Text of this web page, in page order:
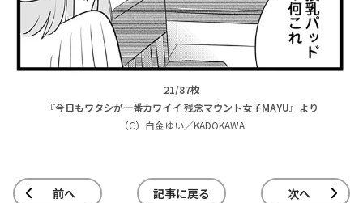
21/87枚
『今日もワタシが一番カワイイ 残念マウント女子MAYU』より
（C）白金ゆい／KADOKAWA
前へ 記事に戻る 次へ